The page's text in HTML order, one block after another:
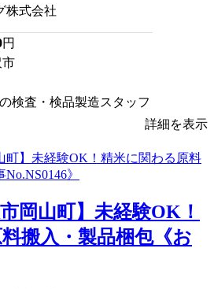
株式会社
円
市
検査・検品製造スタッフ
詳細を表示
岡山町】未経験OK！
搬入・製品梱包《お